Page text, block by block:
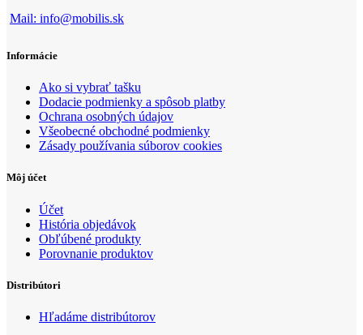
Mail: info@mobilis.sk
Informácie
Ako si vybrať tašku
Dodacie podmienky a spôsob platby
Ochrana osobných údajov
Všeobecné obchodné podmienky
Zásady používania súborov cookies
Môj účet
Účet
História objedávok
Obľúbené produkty
Porovnanie produktov
Distribútori
Hľadáme distribútorov